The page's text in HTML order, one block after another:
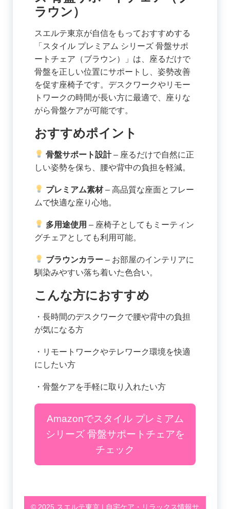
ラウン）
スエルテ東京が自信をもっておすすめする
「スタイル プレミアム シリーズ 骨盤サポ
ートチェア（ブラウン）」は、座るだけで
骨盤を正しい位置にサポートし、姿勢改善
を促す座椅子です。デスクワークやリモー
トワークの時間が長い方に最適で、座りな
がら骨盤ケアが可能です。
おすすめポイント
骨盤サポート設計– 座るだけで自然に正
しい姿勢を保ち、腰や背中の負担を軽減。
プレミアム素材– 高品質な座面とフレー
ムで快適な座り心地。
多用途使用 – 座椅子としてもミーティン
グチェアとしても利用可能。
ブラウンカラー – お部屋のインテリアに
馴染みやすい落ち着いた色合い。
こんな方におすすめ
・長時間のデスクワークで腰や背中の負担
が気になる方
・リモートワークやテレワーク環境を快適
にしたい方
・骨盤ケアを手軽に取り入れたい方
Amazonでスタイル プレミアム
シリーズ 骨盤サポートチェアを
チェック
© 2025 スエルテ東京 | 自宅ケア・リラックス情報サ